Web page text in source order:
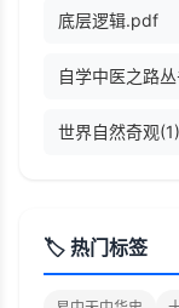
底层逻辑.pdf
自学中医之路
世界自然奇观
🏷️ 热门标签